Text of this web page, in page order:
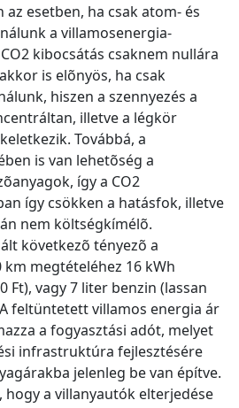
esetben, ha csak atom- és
a villamosenergia-
kibocsátás csaknem nullára
is elõnyös, ha csak
hiszen a szennyezés a
illetve a légkör
Továbbá, a
is van lehetõség a
így a CO2
így csökken a hatásfok, illetve
nem költségkímélõ.
következõ tényezõ a
km megtételéhez 16 kWh
Ft), vagy 7 liter benzin (lassan
feltüntetett villamos energia ár
a fogyasztási adót, melyet
infrastruktúra fejlesztésére
jelenleg be van építve.
hogy a villanyautók elterjedése